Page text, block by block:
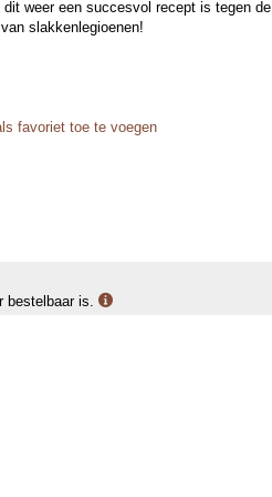
dit weer een succesvol recept is tegen de
slakkenlegioenen!
favoriet toe te voegen
bestelbaar is.